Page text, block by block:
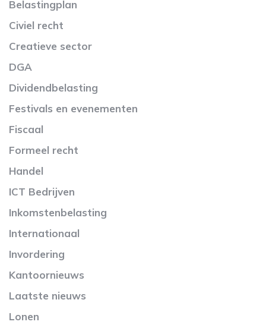
Belastingplan
Civiel recht
Creatieve sector
DGA
Dividendbelasting
Festivals en evenementen
Fiscaal
Formeel recht
Handel
ICT Bedrijven
Inkomstenbelasting
Internationaal
Invordering
Kantoornieuws
Laatste nieuws
Lonen